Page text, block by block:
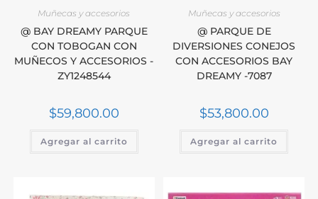
Muñecas y accesorios
@ BAY DREAMY PARQUE
CON TOBOGAN CON
MUÑECOS Y ACCESORIOS -
ZY1248544
$59,800.00
Agregar al carrito
Muñecas y accesorios
@ PARQUE DE
DIVERSIONES CONEJOS
CON ACCESORIOS BAY
DREAMY -7087
$53,800.00
Agregar al carrito